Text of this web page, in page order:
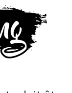
rentrée 2022
1er octobre